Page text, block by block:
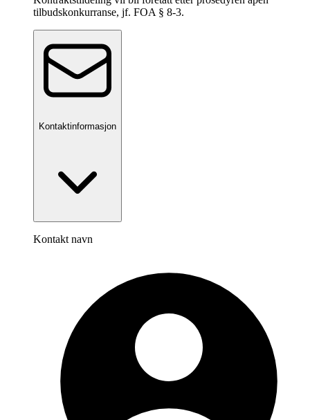
tilbudskonkurranse, jf. FOA § 8-3.
Kontaktinformasjon
Kontakt navn